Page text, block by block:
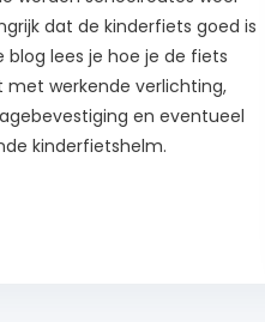
dat de kinderfiets goed is
blog lees je hoe je de fiets
met werkende verlichting,
en eventueel
kinderfietshelm.